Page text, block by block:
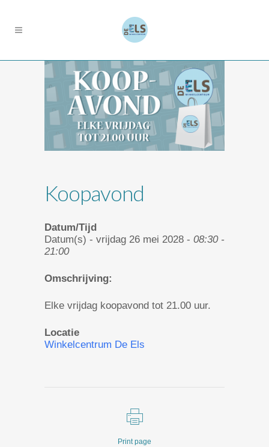
Koopavond
Datum/Tijd
Datum(s) - vrijdag 26 mei 2028 - 08:30 -
21:00
Omschrijving:
Elke vrijdag koopavond tot 21.00 uur.
Locatie
Winkelcentrum De Els
Print page